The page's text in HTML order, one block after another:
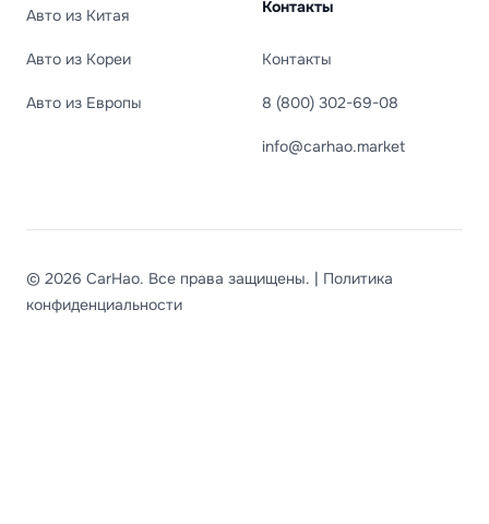
Авто из Китая
Авто из Кореи
Авто из Европы
Контакты
Контакты
8 (800) 302-69-08
info@carhao.market
© 2026 CarHao. Все права защищены. | Политика
конфиденциальности